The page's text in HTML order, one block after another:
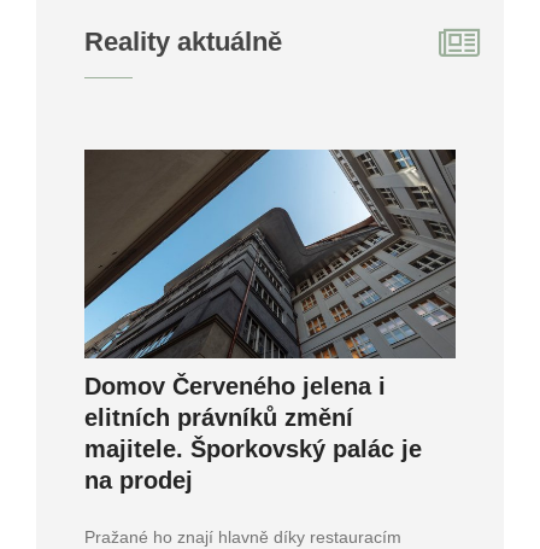
Reality aktuálně
Domov Červeného jelena i
elitních právníků změní
majitele. Šporkovský palác je
na prodej
Pražané ho znají hlavně díky restauracím